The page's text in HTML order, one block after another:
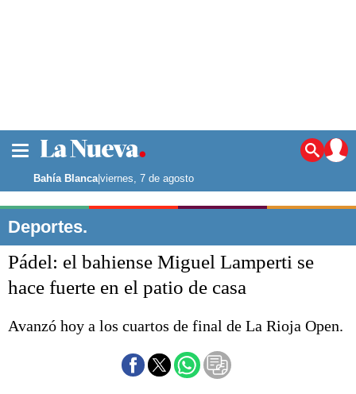
Noticias
La ciudad
Punta Alta
El mundo
Seguridad
Deportes
Escenario Olímpico
Básquetbol
Bahía Blanca|viernes, 7 de agosto
Deportes.
Pádel: el bahiense Miguel Lamperti se
hace fuerte en el patio de casa
Avanzó hoy a los cuartos de final de La Rioja Open.